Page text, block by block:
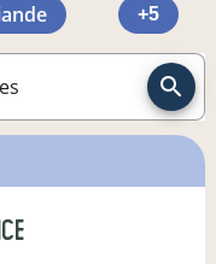
+5